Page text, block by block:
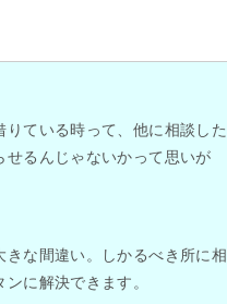
りている時って、他に相談した
せるんじゃないかって思いが
きな間違い。しかるべき所に相
に解決できます。